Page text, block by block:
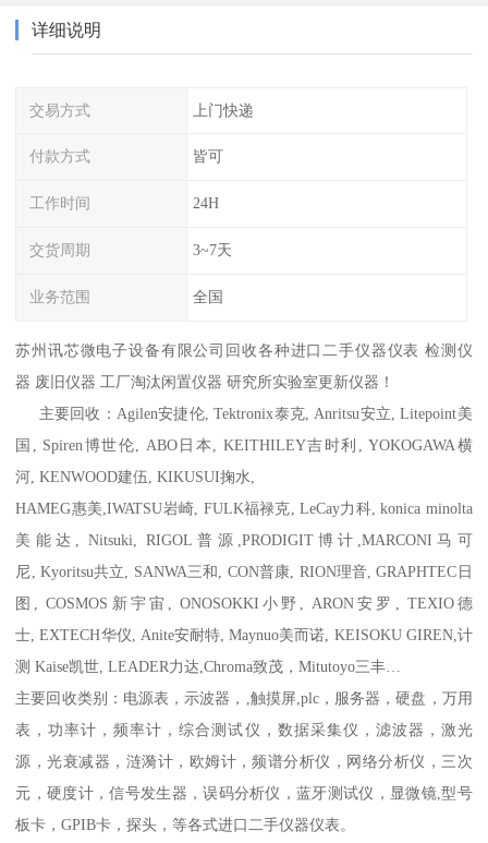
详细说明
交易方式 上门快递
付款方式 皆可
工作时间 24H
交货周期 3~7天
业务范围 全国
苏州讯芯微电子设备有限公司回收各种进口二手仪器仪表 检测仪
器 废旧仪器 工厂淘汰闲置仪器 研究所实验室更新仪器！
主要回收：Agilen安捷伦, Tektronix泰克, Anritsu安立, Litepoint美
国, Spiren博世伦, ABO日本, KEITHILEY吉时利, YOKOGAWA横
河, KENWOOD建伍, KIKUSUI掬水,
HAMEG惠美,IWATSU岩崎, FULK福禄克, LeCay力科, konica minolta
美能达, Nitsuki, RIGOL普源,PRODIGIT博计,MARCONI马可
尼, Kyoritsu共立, SANWA三和, CON普康, RION理音, GRAPHTEC日
图, COSMOS新宇宙, ONOSOKKI小野, ARON安罗, TEXIO德
士, EXTECH华仪, Anite安耐特, Maynuo美而诺, KEISOKU GIREN,计
测 Kaise凯世, LEADER力达,Chroma致茂，Mitutoyo三丰…
主要回收类别：电源表，示波器，,触摸屏,plc，服务器，硬盘，万用
表，功率计，频率计，综合测试仪，数据采集仪，滤波器，激光
源，光衰减器，涟漪计，欧姆计，频谱分析仪，网络分析仪，三次
元，硬度计，信号发生器，误码分析仪，蓝牙测试仪，显微镜,型号
板卡，GPIB卡，探头，等各式进口二手仪器仪表。